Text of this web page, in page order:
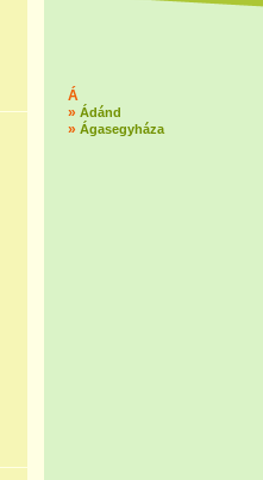
Á
» Ádánd
» Ágasegyháza